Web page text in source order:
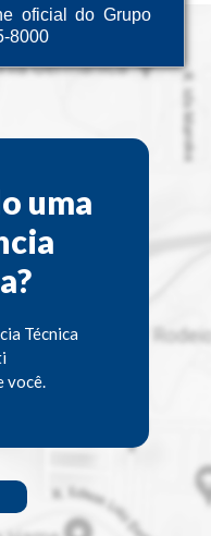
oficial do Grupo
8000
uma
Técnica
você.